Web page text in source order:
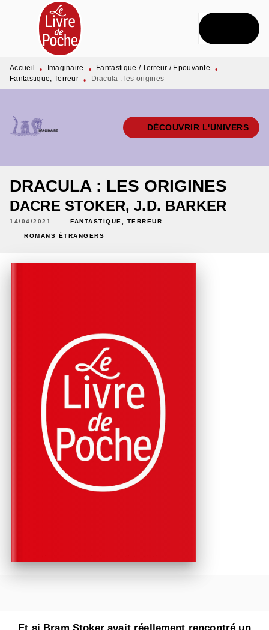
MENU RECHERCHE CONTENU
PIED DE PAGE
Accueil • Imaginaire • Fantastique / Terreur / Epouvante
•
Fantastique, Terreur • Dracula : les origines
DÉCOUVRIR L'UNIVERS
DRACULA : LES ORIGINES
DACRE STOKER,J.D. BARKER
14/04/2021 FANTASTIQUE, TERREUR
ROMANS ÉTRANGERS